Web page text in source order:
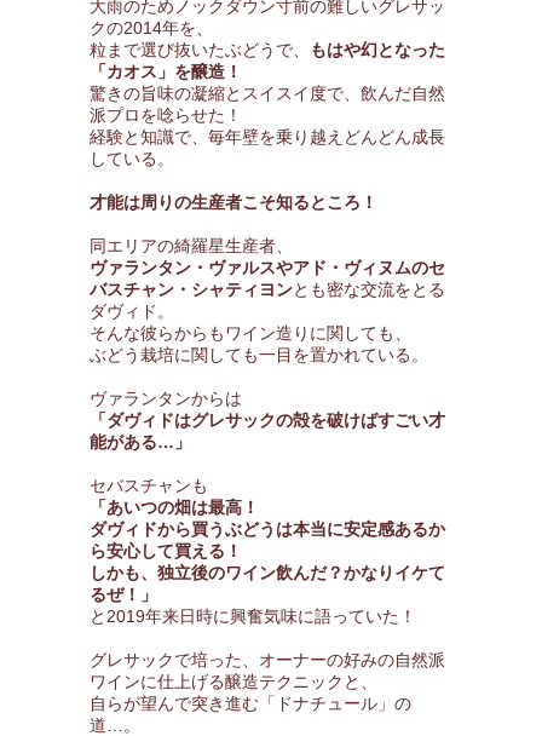
大雨のためノックダウン寸前の難しいグレサッ
クの2014年を、
粒まで選び抜いたぶどうで、
もはや幻となった
「カオス」を醸造！
驚きの旨味の凝縮とスイスイ度で、飲んだ自然
派プロを唸らせた！
経験と知識で、毎年壁を乗り越えどんどん成長
している。
才能は周りの生産者こそ知るところ！
同エリアの綺羅星生産者、
ヴァランタン・ヴァルスやアド・ヴィヌムのセ
バスチャン・シャティヨンとも密な交流をとる
ダヴィド。
そんな彼らからもワイン造りに関しても、
ぶどう栽培に関しても一目を置かれている。
ヴァランタンからは
「ダヴィドはグレサックの殻を破けばすごい才
能がある…」
セバスチャンも
「あいつの畑は最高！
ダヴィドから買うぶどうは本当に安定感あるか
ら安心して買える！
しかも、独立後のワイン飲んだ？かなりイケて
るぜ！」
と2019年来日時に興奮気味に語っていた！
グレサックで培った、オーナーの好みの自然派
ワインに仕上げる醸造テクニックと、
自らが望んで突き進む「ドナチュール」の
道…。